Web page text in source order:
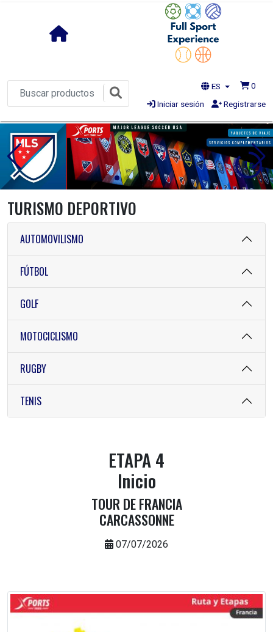
ES
0
Iniciar sesión
Registrarse
1s
TURISMO DEPORTIVO
AUTOMOVILISMO
FÚTBOL
GOLF
MOTOCICLISMO
RUGBY
TENIS
ETAPA 4
Inicio
TOUR DE FRANCIA
CARCASSONNE
07/07/2026